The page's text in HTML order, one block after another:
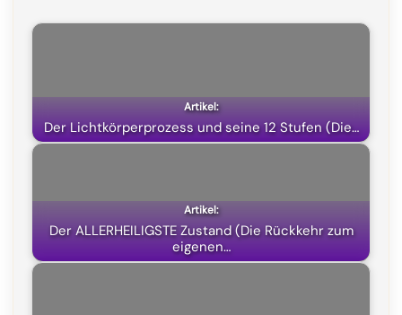
o
k
a
m
p
p
t
e
Der Lichtkörperprozess und seine 12 Stufen (Die…
Der ALLERHEILIGSTE Zustand (Die Rückkehr zum
eigenen…